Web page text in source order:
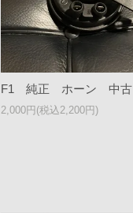
F1 純正 ホーン 中古
2,000円(税込2,200円)